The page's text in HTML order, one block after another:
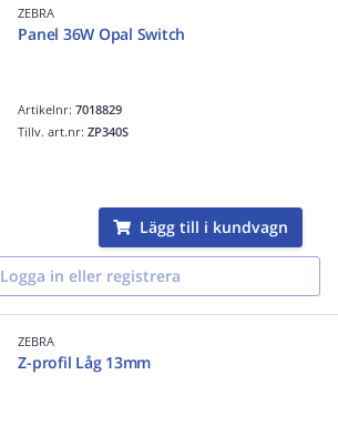
ZEBRA
Panel 36W Opal Switch
Artikelnr:7018829
Tillv. art.nr:ZP340S
Lägg till i kundvagn
Logga in eller registrera
ZEBRA
Z-profil Låg 13mm